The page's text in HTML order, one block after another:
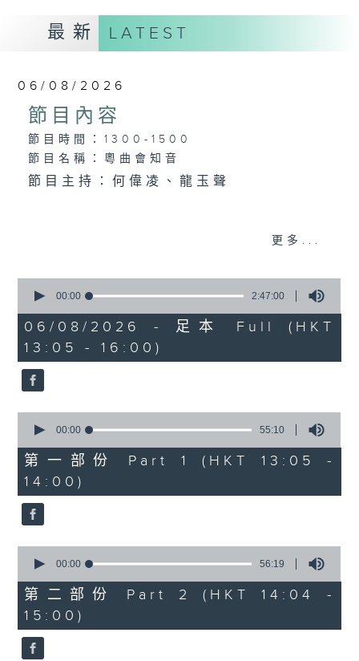
《戲曲天地》以播放粵曲、粵劇為主，逢星期一、
星期二及星期六的「金裝粵劇」則播放長篇粵劇，精
挑細選各種版本播出，如紅伶的演出版、港台的珍藏
及原裝正版等；同時亦製作多元化特輯，訪問梨園、
曲藝及音樂界專業人士，邀請他們參與製作特備節目
及報導本港、國內及海外戲曲界的活動等等，式式俱
觸及學習的機會，使各戲迷能親自體會紅伶做功的難
最新 LATEST
06/08/2026
節目內容
節目時間：1300-1500
節目名稱：粵曲會知音
節目主持：何偉凌、龍玉聲
2.「柳毅奇緣」
由 蓋鳴暉、吳美英 主唱
3.「槐蔭別」
節目時間：1500-1600
節目名稱：兩代同場說戲台
節目主持：何偉凌、龍玉聲
「無雙傳之渭橋哭別、倩女回生」
由 任劍輝、李寶瑩 主唱
更多...
seconds
2
hours,
47
minutes,
0
seconds
00:00 2:47:00
06/08/2026 - 足本 Full (HKT
13:05 - 16:00)
seconds
55
minutes,
10
seconds
00:00 55:10
第一部份 Part 1 (HKT 13:05 -
14:00)
seconds
56
minutes,
19
seconds
00:00 56:19
第二部份 Part 2 (HKT 14:04 -
15:00)